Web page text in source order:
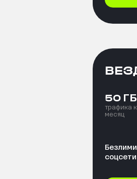
50 ГБ
трафика
месяц
соцсети